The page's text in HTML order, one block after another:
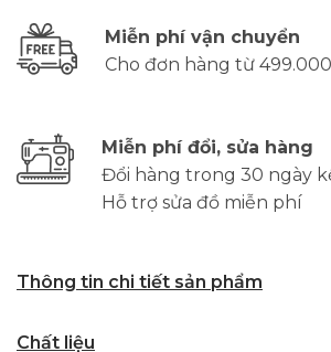
Miễn phí vận chuyển
Cho đơn hàng từ
Miễn phí đổi, sửa hàng
Đổi hàng trong 30 ngày
Hỗ trợ sửa đồ miễn phí
Thông tin chi tiết sản phẩm
Chất liệu